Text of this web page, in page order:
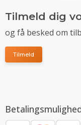
Tilmeld dig
og få besked om
Tilmeld